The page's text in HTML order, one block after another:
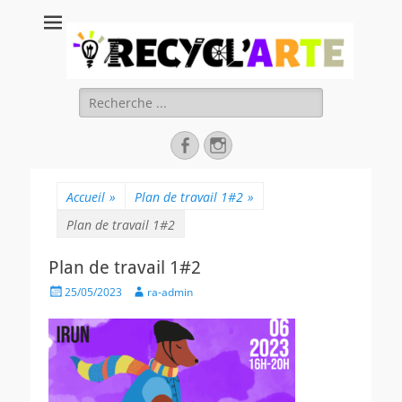
Recycl'Arte, faire
soi-même et
réduire les
déchets
Rechercher :
FacebookInstagram
Accueil » Plan de travail 1#2 »
Plan de travail 1#2
Plan de travail 1#2
Posted25/05/2023 Authorra-admin